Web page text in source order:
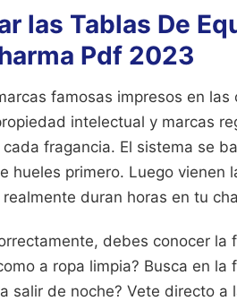
las Tablas De
Pdf 2023
famosas impresos en
intelectual y marcas
fragancia. El sistema se
hueles primero. Luego vienen
duran horas en tu
debes conocer la
a ropa limpia? Busca en la
salir de noche? Vete directo